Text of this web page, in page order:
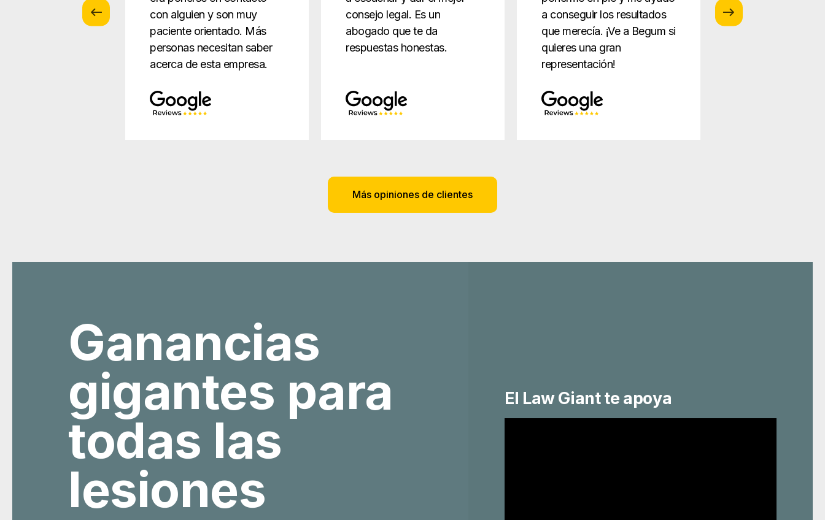
con alguien y son muy
paciente orientado. Más
personas necesitan saber
acerca de esta empresa.
consejo legal. Es un
abogado que te da
respuestas honestas.
a conseguir los resultados
que merecía. ¡Ve a Begum si
quieres una gran
representación!
Más opiniones de clientes
Ganancias
gigantes para
todas las
lesiones
El Law Giant te apoya